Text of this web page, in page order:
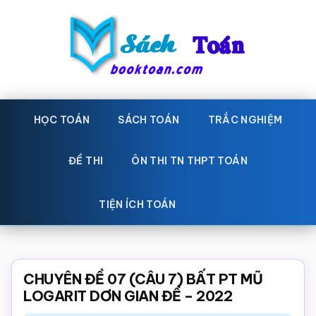
Sách
Toán
toán
Học
toán,
giáo
Toán,
trắc
HỌC TOÁN SÁCH TOÁN TRẮC NGHIỆM
ĐỀ THI ÔN THI TN THPT TOÁN
TIỆN ÍCH TOÁN
CHUYÊN ĐỀ 07 (CÂU 7) BẤT PT MŨ
LOGARIT DƠN GIAN ĐỀ – 2022